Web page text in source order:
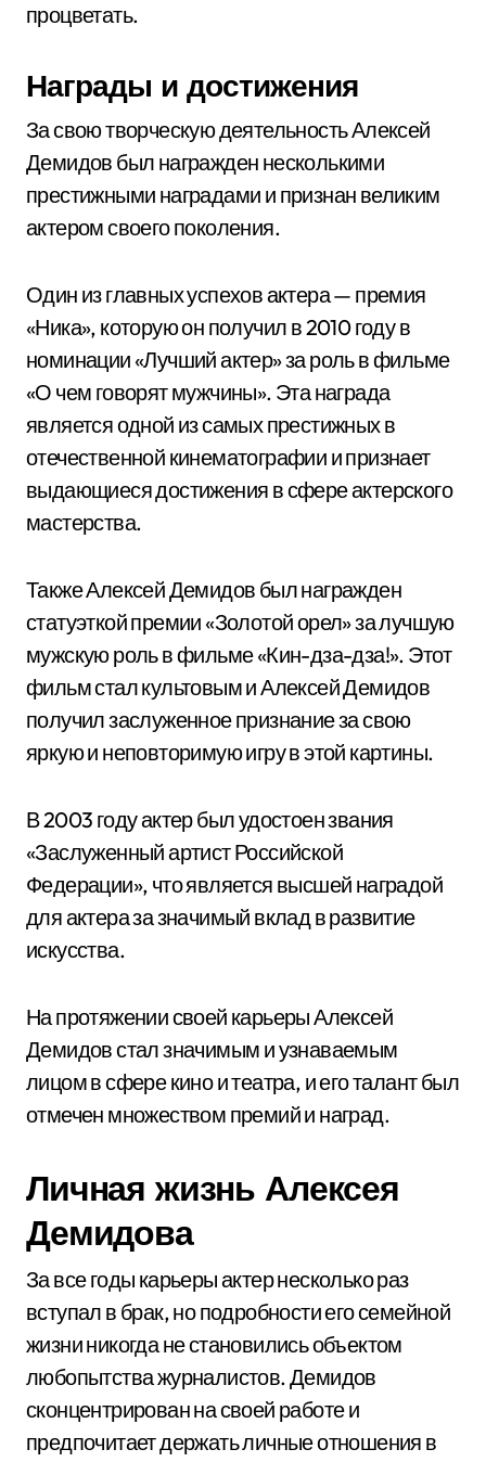
процветать.
Награды и достижения
За свою творческую деятельность Алексей
Демидов был награжден несколькими
престижными наградами и признан великим
актером своего поколения.
Один из главных успехов актера — премия
«Ника», которую он получил в 2010 году в
номинации «Лучший актер» за роль в фильме
«О чем говорят мужчины». Эта награда
является одной из самых престижных в
отечественной кинематографии и признает
выдающиеся достижения в сфере актерского
мастерства.
Также Алексей Демидов был награжден
статуэткой премии «Золотой орел» за лучшую
мужскую роль в фильме «Кин-дза-дза!». Этот
фильм стал культовым и Алексей Демидов
получил заслуженное признание за свою
яркую и неповторимую игру в этой картины.
В 2003 году актер был удостоен звания
«Заслуженный артист Российской
Федерации», что является высшей наградой
для актера за значимый вклад в развитие
искусства.
На протяжении своей карьеры Алексей
Демидов стал значимым и узнаваемым
лицом в сфере кино и театра, и его талант был
отмечен множеством премий и наград.
Личная жизнь Алексея
Демидова
За все годы карьеры актер несколько раз
вступал в брак, но подробности его семейной
жизни никогда не становились объектом
любопытства журналистов. Демидов
сконцентрирован на своей работе и
предпочитает держать личные отношения в